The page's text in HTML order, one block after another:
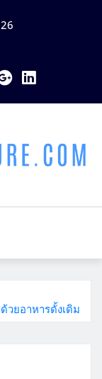
วยอาหารดั้งเดิม